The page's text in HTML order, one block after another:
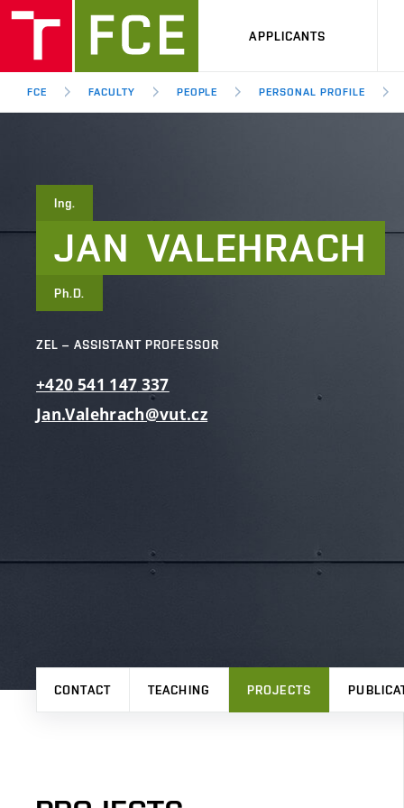
APPLICANTS
FCE FACULTY PEOPLE PERSONAL PROFILE
Ing.
JAN VALEHRACH
Ph.D.
ZEL – ASSISTANT PROFESSOR
+420 541 147 337
Jan.Valehrach@vut.cz
CONTACT TEACHING PROJECTS